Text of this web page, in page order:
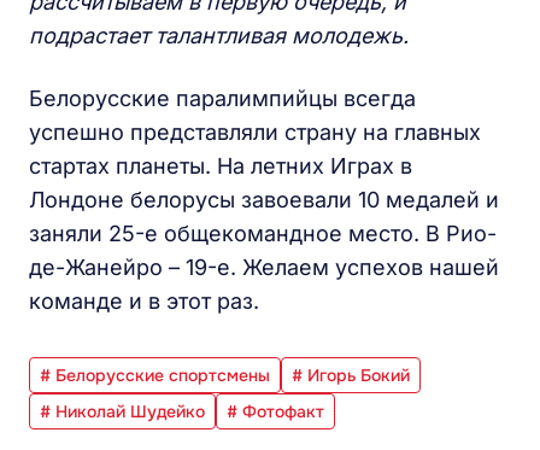
подрастает талантливая молодежь.
Белорусские паралимпийцы всегда
успешно представляли страну на главных
стартах планеты. На летних Играх в
Лондоне белорусы завоевали 10 медалей и
заняли 25-е общекомандное место. В Рио-
де-Жанейро – 19-е. Желаем успехов нашей
команде и в этот раз.
# Белорусские спортсмены
# Игорь Бокий
# Николай Шудейко
# Фотофакт